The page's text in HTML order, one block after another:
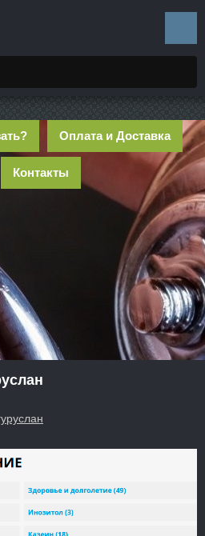
Оплата и Доставка
Контакты